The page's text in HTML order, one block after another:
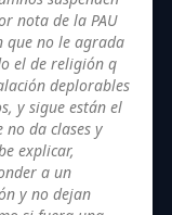
nota de la PAU
que no le agrada
el de religión q
deplorables
y sigue están el
no da clases y
explicar,
a un
y no dejan